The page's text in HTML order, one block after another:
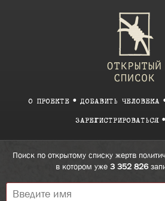
О ПРОЕКТЕ ДОБАВИТЬ ЧЕЛОВЕКА
ЗАРЕГИСТРИРОВАТЬСЯ
Поиск по открытому списку жертв
в котором уже 3 352 826